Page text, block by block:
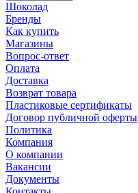
Шоколад
Бренды
Как купить
Магазины
Вопрос-ответ
Оплата
Доставка
Возврат товара
Пластиковые сертификаты
Договор публичной оферты
Политика
Компания
О компании
Вакансии
Документы